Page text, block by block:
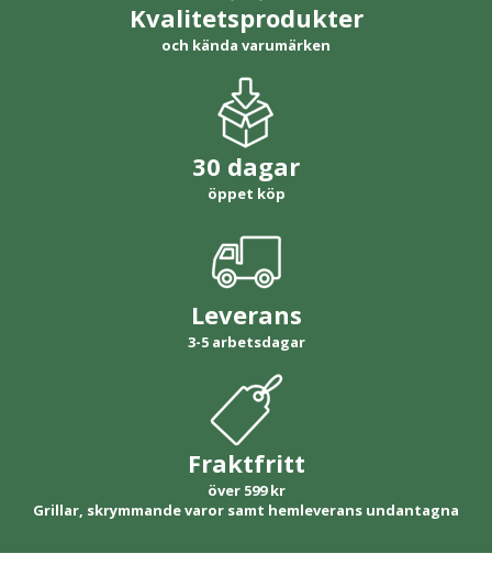
Kvalitetsprodukter
och kända varumärken
30 dagar
öppet köp
Leverans
3-5 arbetsdagar
Fraktfritt
över 599 kr
Grillar, skrymmande varor samt hemleverans undantagna